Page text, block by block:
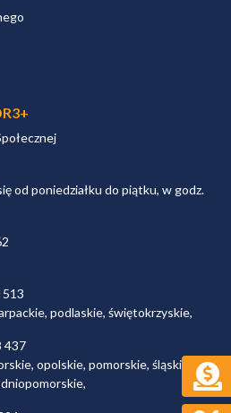
od poniedziałku do piątku, w godz.
podlaskie, świętokrzyskie,
437
opolskie, pomorskie, śląskie,